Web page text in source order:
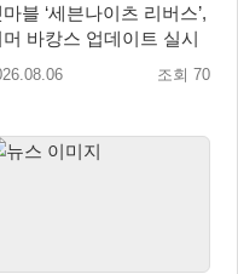
븐나이츠 리버스’,
머 바캉스 업데이트 실시
조회 70